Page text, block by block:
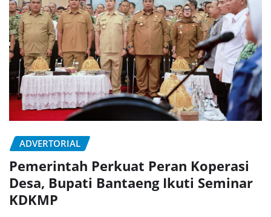
ADVERTORIAL
Pemerintah Perkuat Peran Koperasi
Desa, Bupati Bantaeng Ikuti Seminar
KDKMP